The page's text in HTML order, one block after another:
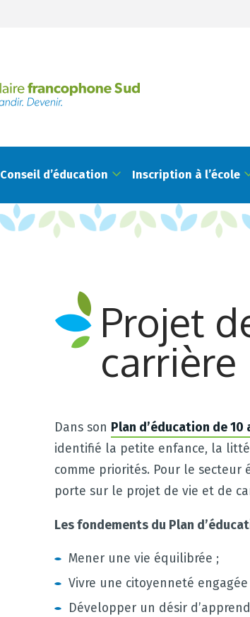
Conseil d’éducation Inscription à l’école
Projet
carrière
Dans son Plan d’éducation de 10
identifié la petite enfance, la
comme priorités. Pour le
porte sur le projet de vie et de
Les fondements du Plan
Mener une vie équilibrée ;
Vivre une citoyenneté
Développer un désir